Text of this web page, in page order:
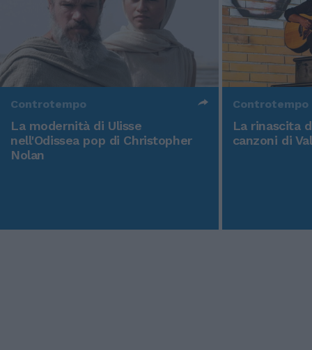
Controtempo
La modernità di Ulisse
nell'Odissea pop di Christopher
Nolan
Controtempo
La rinascita
canzoni di